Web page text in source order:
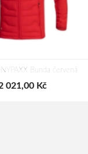
Bunda červená
021,00 Kč